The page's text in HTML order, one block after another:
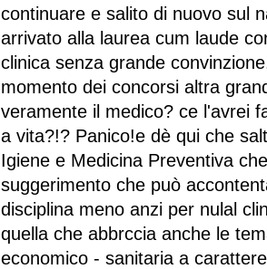
continuare e salito di nuovo sul
arrivato alla laurea cum laude
clinica senza grande
momento dei concorsi altra
veramente il medico? ce l'avrei
a vita?!? Panico!e dè qui che
Igiene e Medicina Preventiva
suggerimento che può
disciplina meno anzi per nulal
quella che abbrccia anche le
economico - sanitaria a